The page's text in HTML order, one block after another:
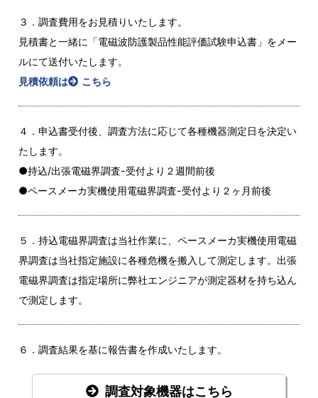
３．調査費用をお見積りいたします。
見積書と一緒に「電磁波防護製品性能評価試験申込書」をメー
ルにて送付いたします。
見積依頼は
こちら
４．申込書受付後、調査方法に応じて各種機器測定日を決定い
たします。
●持込/出張電磁界調査-受付より２週間前後
●ペースメーカ実機使用電磁界調査-受付より２ヶ月前後
５．持込電磁界調査は当社作業に、ペースメーカ実機使用電磁
界調査は当社指定施設に各種危機を搬入して測定します。出張
電磁界調査は指定場所に弊社エンジニアが測定器材を持ち込ん
で測定します。
６．調査結果を基に報告書を作成いたします。
調査対象機器はこちら